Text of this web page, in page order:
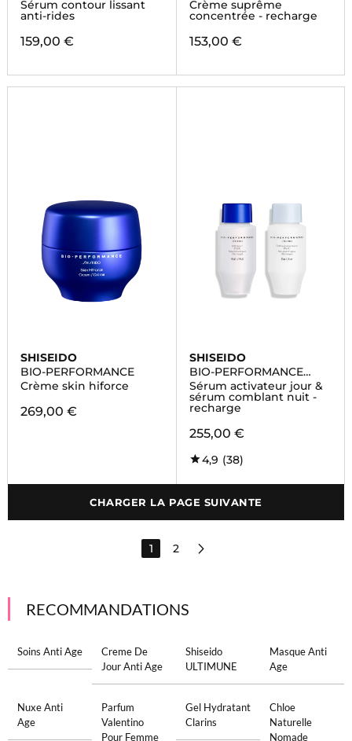
Sérum contour lissant
anti-rides
159,00 €
Crème suprême
concentrée - recharge
153,00 €
SHISEIDO
BIO-PERFORMANCE
Crème skin hiforce
269,00 €
SHISEIDO
BIO-PERFORMANCE
SKIN FILLER
Sérum activateur jour &
sérum comblant nuit -
recharge
255,00 €
4,9 (38)
CHARGER LA PAGE SUIVANTE
1 2
RECOMMANDATIONS
Soins Anti Age
Creme De
Jour Anti Age
Shiseido
ULTIMUNE
Masque Anti
Age
Nuxe Anti
Age
Parfum
Valentino
Pour Femme
Gel Hydratant
Clarins
Chloe
Naturelle
Nomade